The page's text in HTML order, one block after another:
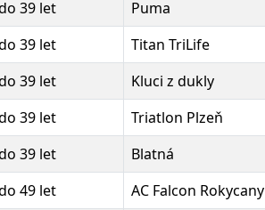
39 let Puma
39 let Titan TriLife
39 let Kluci z dukly
39 let Triatlon Plzeň
39 let Blatná
49 let AC Falcon Rokycany